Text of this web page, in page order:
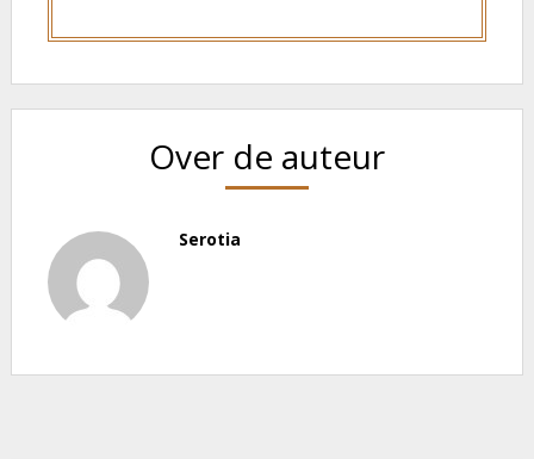
Over de auteur
Serotia